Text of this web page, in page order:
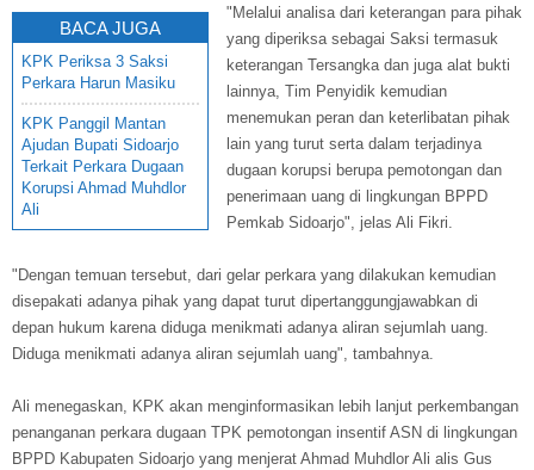
BACA JUGA
KPK Periksa 3 Saksi
Perkara Harun Masiku
KPK Panggil Mantan
Ajudan Bupati Sidoarjo
Terkait Perkara Dugaan
Korupsi Ahmad Muhdlor
Ali
"Melalui analisa dari keterangan para pihak
yang diperiksa sebagai Saksi termasuk
keterangan Tersangka dan juga alat bukti
lainnya, Tim Penyidik kemudian
menemukan peran dan keterlibatan pihak
lain yang turut serta dalam terjadinya
dugaan korupsi berupa pemotongan dan
penerimaan uang di lingkungan BPPD
Pemkab Sidoarjo", jelas Ali Fikri.
"Dengan temuan tersebut, dari gelar perkara yang dilakukan kemudian
disepakati adanya pihak yang dapat turut dipertanggungjawabkan di
depan hukum karena diduga menikmati adanya aliran sejumlah uang.
Diduga menikmati adanya aliran sejumlah uang", tambahnya.
Ali menegaskan, KPK akan menginformasikan lebih lanjut perkembangan
penanganan perkara dugaan TPK pemotongan insentif ASN di lingkungan
BPPD Kabupaten Sidoarjo yang menjerat Ahmad Muhdlor Ali alis Gus